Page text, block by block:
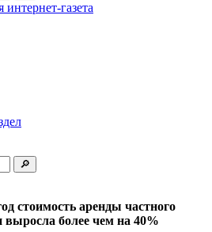
интернет-газета
стоимость аренды частного
выросла более чем на 40%